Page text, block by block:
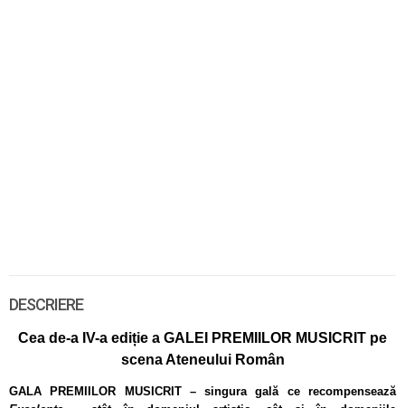
DESCRIERE
Cea de-a IV-a ediție a GALEI PREMIILOR MUSICRIT pe
scena Ateneului Român
GALA PREMIILOR MUSICRIT – singura gală ce recompensează